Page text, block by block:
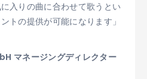
入りの曲に合わせて歌うとい
トの提供が可能になります」
マネージングディレクター